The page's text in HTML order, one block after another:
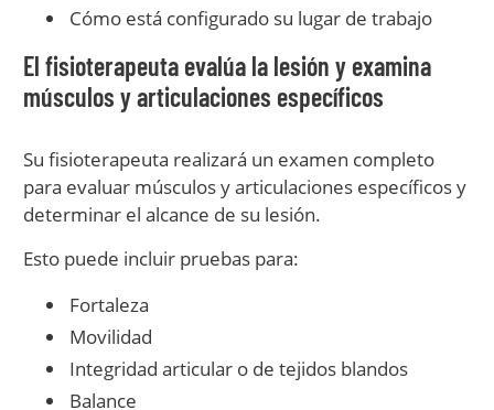
Cómo está configurado su lugar de trabajo
El fisioterapeuta evalúa la lesión y examina
músculos y articulaciones específicos
Su fisioterapeuta realizará un examen completo
para evaluar músculos y articulaciones específicos y
determinar el alcance de su lesión.
Esto puede incluir pruebas para:
Fortaleza
Movilidad
Integridad articular o de tejidos blandos
Balance